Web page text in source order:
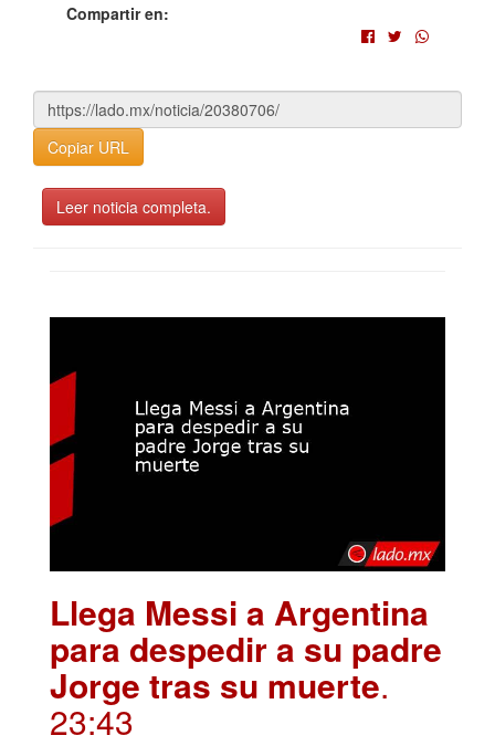
Compartir en:
Copiar URL
Leer noticia completa.
Llega Messi a Argentina
para despedir a su padre
Jorge tras su muerte.
23:43